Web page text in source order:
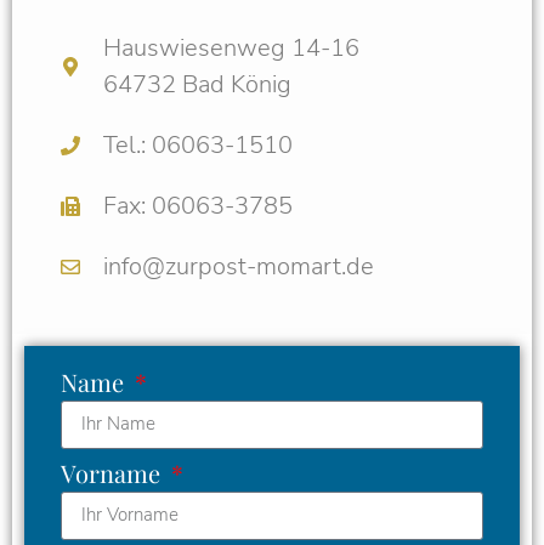
Hauswiesenweg 14-16
64732 Bad König
Tel.: 06063-1510
Fax: 06063-3785
info@zurpost-momart.de
Name
Vorname